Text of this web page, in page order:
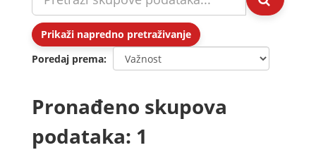
Prikaži napredno pretraživanje
Poredaj prema
Pronađeno skupova
podataka: 1